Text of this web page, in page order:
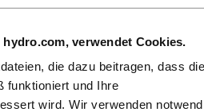
verwendet Cookies.
die dazu beitragen, dass die
funktioniert und Ihre
wird. Wir verwenden